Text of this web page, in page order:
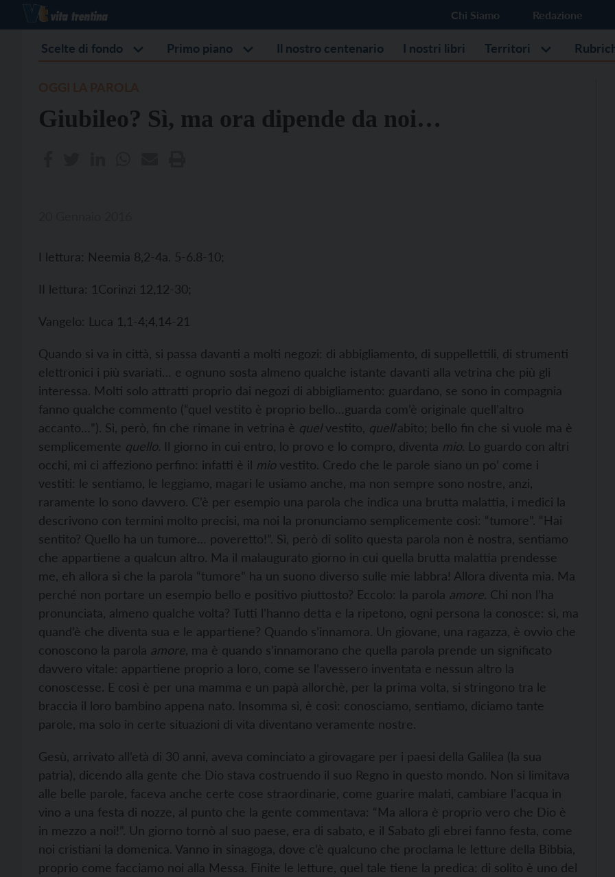
Chi Siamo Redazione
Scelte di fondo Primo piano Il nostro centenario I nostri libri Territori
Giubileo? Sì, ma ora dipende da noi…
I lettura: Neemia 8,2-4a. 5-6.8-10;
II lettura: 1Corinzi 12,12-30;
Vangelo: Luca 1,1-4;4,14-21
Quando si va in città, si passa davanti a molti negozi: di abbigliamento, di suppellettili, di strumenti
elettronici i più svariati… e ognuno sosta almeno qualche istante davanti alla vetrina che più gli
interessa. Molti solo attratti proprio dai negozi di abbigliamento: guardano, se sono in compagnia
fanno qualche commento (“quel vestito è proprio bello…guarda com’è originale quell’altro
accanto…”). Sì, però, fin che rimane in vetrina è quelvestito, quell’abito; bello fin che si vuole ma è
semplicemente quello. Il giorno in cui entro, lo provo e lo compro, diventa mio. Lo guardo con altri
occhi, mi ci affeziono perfino: infatti è il mio vestito. Credo che le parole siano un po’ come i
vestiti: le sentiamo, le leggiamo, magari le usiamo anche, ma non sempre sono nostre, anzi,
raramente lo sono davvero. C’è per esempio una parola che indica una brutta malattia, i medici la
descrivono con termini molto precisi, ma noi la pronunciamo semplicemente così: “tumore”. “Hai
sentito? Quello ha un tumore… poveretto!”. Sì, però di solito questa parola non è nostra, sentiamo
che appartiene a qualcun altro. Ma il malaugurato giorno in cui quella brutta malattia prendesse
me, eh allora sì che la parola “tumore” ha un suono diverso sulle mie labbra! Allora diventa mia. Ma
perché non portare un esempio bello e positivo piuttosto? Eccolo: la parola amore. Chi non l’ha
pronunciata, almeno qualche volta? Tutti l’hanno detta e la ripetono, ogni persona la conosce: sì, ma
quand’è che diventa sua e le appartiene? Quando s’innamora. Un giovane, una ragazza, è ovvio che
conoscono la parola amore , ma è quando s’innamorano che quella parola prende un significato
davvero vitale: appartiene proprio a loro, come se l’avessero inventata e nessun altro la
conoscesse. E così è per una mamma e un papà allorchè, per la prima volta, si stringono tra le
braccia il loro bambino appena nato. Insomma sì, è così: conosciamo, sentiamo, diciamo tante
parole, ma solo in certe situazioni di vita diventano veramente nostre.
Gesù, arrivato all’età di 30 anni, aveva cominciato a girovagare per i paesi della Galilea (la sua
patria), dicendo alla gente che Dio stava costruendo il suo Regno in questo mondo. Non si limitava
alle belle parole, faceva anche certe cose straordinarie, come guarire malati, cambiare l’acqua in
vino a una festa di nozze, al punto che la gente commentava: “Ma allora è proprio vero che Dio è
in mezzo a noi!”. Un giorno tornò al suo paese, era di sabato, e il Sabato gli ebrei fanno festa, come
noi cristiani la domenica. Vanno in sinagoga, dove c’è qualcuno che proclama le letture della Bibbia,
proprio come facciamo noi alla Messa. Finite le letture, quel tale tiene la predica: di solito è uno del